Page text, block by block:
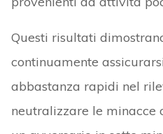
Questi risultati
continuamente
abbastanza rapidi nel
neutralizzare le minacce